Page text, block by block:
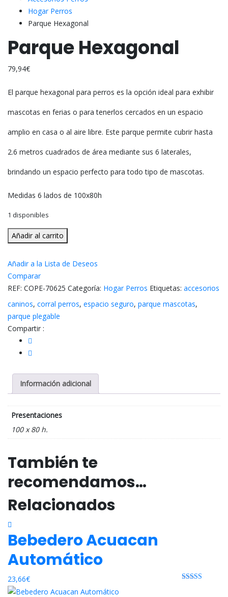
Hogar Perros
Parque Hexagonal
Parque Hexagonal
79,94€
El parque hexagonal para perros es la opción ideal para exhibir
mascotas en ferias o para tenerlos cercados en un espacio
amplio en casa o al aire libre. Este parque permite cubrir hasta
2.6 metros cuadrados de área mediante sus 6 laterales,
brindando un espacio perfecto para todo tipo de mascotas.
Medidas 6 lados de 100x80h
1 disponibles
Parque
Hexagonal
Añadir al carrito
Añadir a la Lista de Deseos
Comparar
REF: COPE-70625 Categoría: Hogar Perros Etiquetas: accesorios
caninos, corral perros, espacio seguro, parque mascotas,
parque plegable
Compartir :
Información adicional
Presentaciones
100 x 80 h.
También te
recomendamos…
Relacionados
Bebedero Acuacan
Automático
23,66€